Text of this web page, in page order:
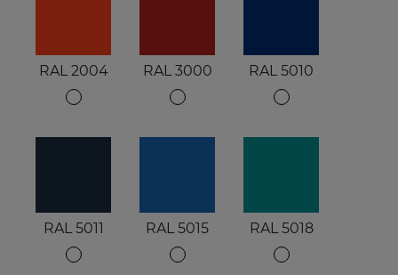
RAL 2004 RAL 3000 RAL 5010
RAL 5011 RAL 5015 RAL 5018